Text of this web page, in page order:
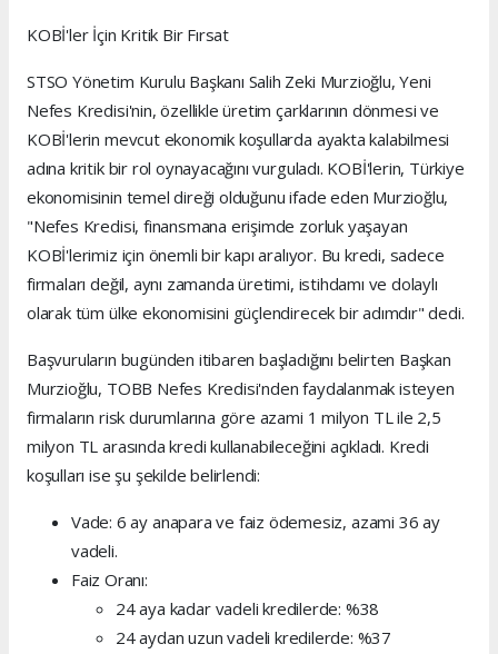
KOBİ'ler İçin Kritik Bir Fırsat
STSO Yönetim Kurulu Başkanı Salih Zeki Murzioğlu, Yeni
Nefes Kredisi'nin, özellikle üretim çarklarının dönmesi ve
KOBİ'lerin mevcut ekonomik koşullarda ayakta kalabilmesi
adına kritik bir rol oynayacağını vurguladı. KOBİ'lerin, Türkiye
ekonomisinin temel direği olduğunu ifade eden Murzioğlu,
"Nefes Kredisi, finansmana erişimde zorluk yaşayan
KOBİ'lerimiz için önemli bir kapı aralıyor. Bu kredi, sadece
firmaları değil, aynı zamanda üretimi, istihdamı ve dolaylı
olarak tüm ülke ekonomisini güçlendirecek bir adımdır" dedi.
Başvuruların bugünden itibaren başladığını belirten Başkan
Murzioğlu, TOBB Nefes Kredisi'nden faydalanmak isteyen
firmaların risk durumlarına göre azami 1 milyon TL ile 2,5
milyon TL arasında kredi kullanabileceğini açıkladı. Kredi
koşulları ise şu şekilde belirlendi:
Vade: 6 ay anapara ve faiz ödemesiz, azami 36 ay
vadeli.
Faiz Oranı:
24 aya kadar vadeli kredilerde: %38
24 aydan uzun vadeli kredilerde: %37